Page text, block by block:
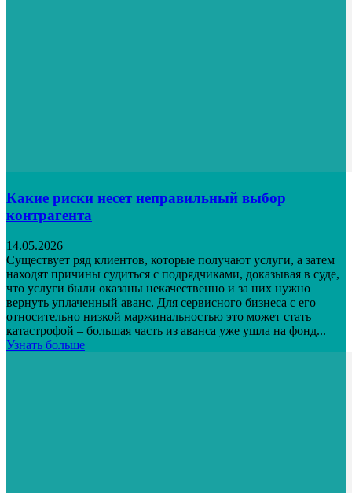
Какие риски несет неправильный выбор
контрагента
14.05.2026
Существует ряд клиентов, которые получают услуги, а затем
находят причины судиться с подрядчиками, доказывая в суде,
что услуги были оказаны некачественно и за них нужно
вернуть уплаченный аванс. Для сервисного бизнеса с его
относительно низкой маржинальностью это может стать
катастрофой – большая часть из аванса уже ушла на фонд...
Узнать больше